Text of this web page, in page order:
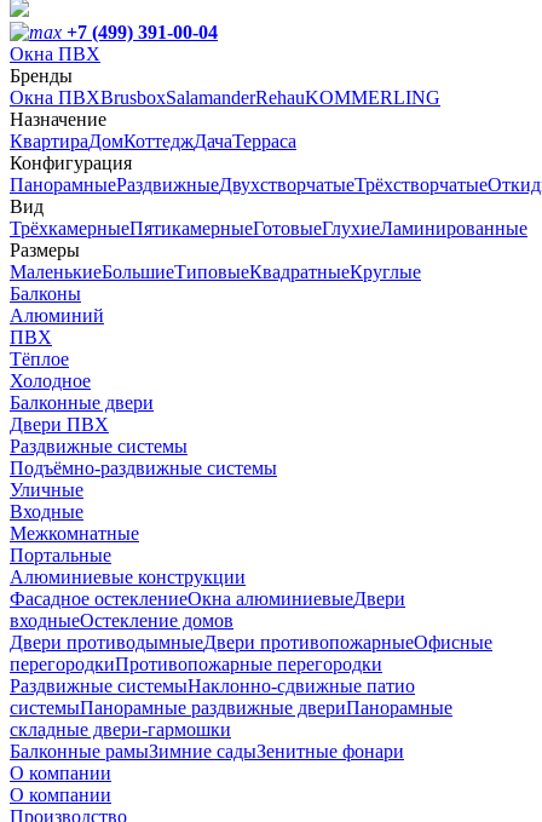
+7 (499) 391-00-04
Окна ПВХ
Бренды
Окна ПВХBrusboxSalamanderRehauKOMMERLING
Назначение
КвартираДомКоттеджДачаТерраса
Конфигурация
ПанорамныеРаздвижныеДвухстворчатыеТрёхстворчатые
Вид
ТрёхкамерныеПятикамерныеГотовыеГлухиеЛаминированные
Размеры
МаленькиеБольшиеТиповыеКвадратныеКруглые
Балконы
Алюминий
ПВХ
Тёплое
Холодное
Балконные двери
Двери ПВХ
Раздвижные системы
Подъёмно-раздвижные системы
Уличные
Входные
Межкомнатные
Портальные
Алюминиевые конструкции
Фасадное остеклениеОкна алюминиевыеДвери
входныеОстекление домов
Двери противодымныеДвери противопожарныеОфисные
перегородкиПротивопожарные перегородки
Раздвижные системыНаклонно-сдвижные патио
системыПанорамные раздвижные двериПанорамные
складные двери-гармошки
Балконные рамыЗимние садыЗенитные фонари
О компании
О компании
Производство